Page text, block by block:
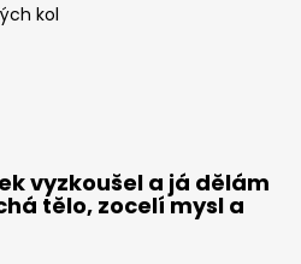
kol
vyzkoušel a já dělám
tělo, zocelí mysl a